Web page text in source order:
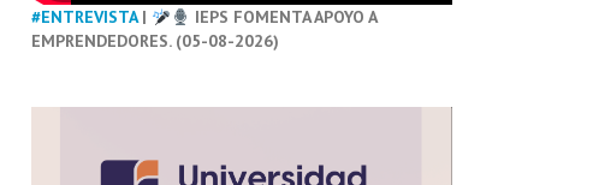
#ENTREVISTA|
IEPS FOMENTA APOYO A
EMPRENDEDORES. (05-08-2026)